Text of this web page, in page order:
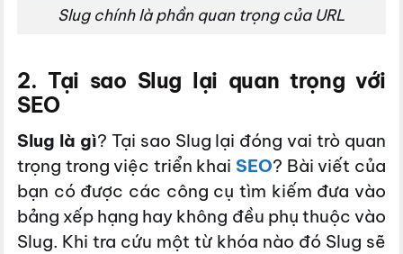
Slug chính là phần quan trọng của URL
2. Tại sao Slug lại quan trọng với
SEO
Slug là gì? Tại sao Slug lại đóng vai trò quan
trọng trong việc triển khai SEO? Bài viết của
bạn có được các công cụ tìm kiếm đưa vào
bảng xếp hạng hay không đều phụ thuộc vào
Slug. Khi tra cứu một từ khóa nào đó Slug sẽ